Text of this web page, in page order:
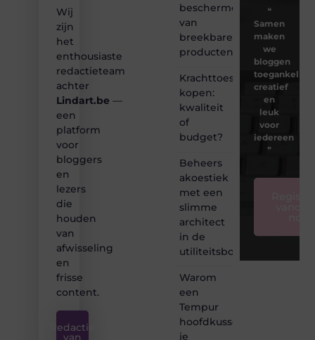
Wij
zijn
het
enthousiaste
redactieteam
achter
Lindart.be —
een
platform
voor
bloggers
en
lezers
die
houden
van
afwisseling
en
frisse
content.
Redactie
van
beschermen
van
breekbare
producten
Krachttoestel
kopen:
kwaliteit
of
budget?
Beheers
akoestiek
met een
slimme
architect
in de
utiliteitsbouw
Warom
een
Tempur
hoofdkussen
je
❝
Samen
maken
we
bloggen
toegankelijk,
creatief
en
leuk
voor
iedereen
❞